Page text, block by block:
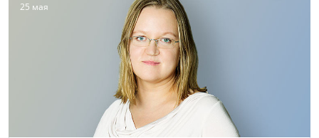
Rightmark Group
(812) 622-07-70
25 мая